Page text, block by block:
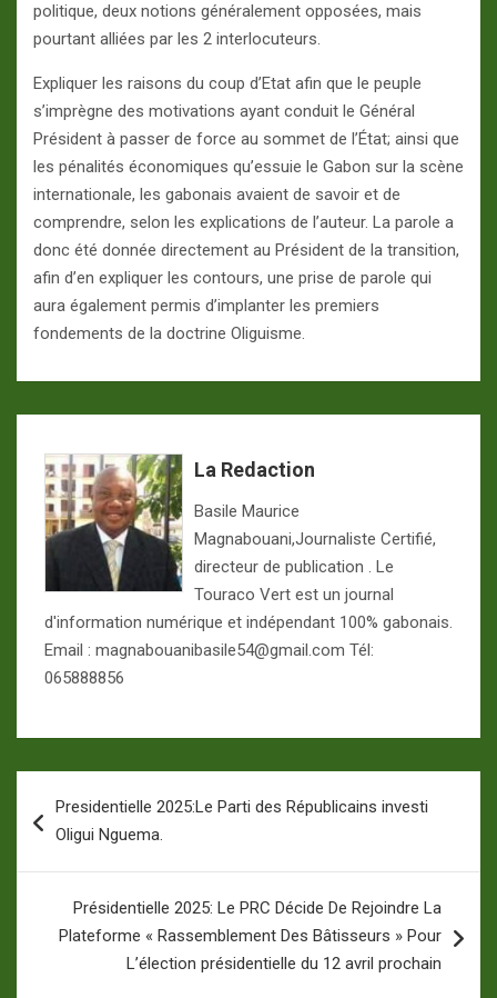
politique, deux notions généralement opposées, mais
pourtant alliées par les 2 interlocuteurs.
Expliquer les raisons du coup d’Etat afin que le peuple
s’imprègne des motivations ayant conduit le Général
Président à passer de force au sommet de l’État; ainsi que
les pénalités économiques qu’essuie le Gabon sur la scène
internationale, les gabonais avaient de savoir et de
comprendre, selon les explications de l’auteur. La parole a
donc été donnée directement au Président de la transition,
afin d’en expliquer les contours, une prise de parole qui
aura également permis d’implanter les premiers
fondements de la doctrine Oliguisme.
La Redaction
Basile Maurice
Magnabouani,Journaliste Certifié,
directeur de publication . Le
Touraco Vert est un journal
d'information numérique et indépendant 100% gabonais.
Email : magnabouanibasile54@gmail.com Tél:
065888856
de
Presidentielle 2025:Le Parti des Républicains investi
Oligui Nguema.
Présidentielle 2025: Le PRC Décide De Rejoindre La
Plateforme « Rassemblement Des Bâtisseurs » Pour
L’élection présidentielle du 12 avril prochain